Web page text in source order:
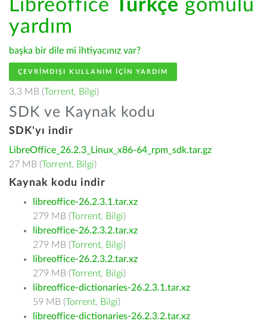
Libreoffice Türkçe gömülü
yardım
başka bir dile mi ihtiyacınız var?
ÇEVRIMDIŞI KULLANIM IÇIN YARDIM
3.3 MB (Torrent, Bilgi)
SDK ve Kaynak kodu
SDK'yı indir
LibreOffice_26.2.3_Linux_x86-64_rpm_sdk.tar.gz
27 MB (Torrent, Bilgi)
Kaynak kodu indir
libreoffice-26.2.3.1.tar.xz
279 MB (Torrent, Bilgi)
libreoffice-26.2.3.2.tar.xz
279 MB (Torrent, Bilgi)
libreoffice-26.2.3.2.tar.xz
279 MB (Torrent, Bilgi)
libreoffice-dictionaries-26.2.3.1.tar.xz
59 MB (Torrent, Bilgi)
libreoffice-dictionaries-26.2.3.2.tar.xz